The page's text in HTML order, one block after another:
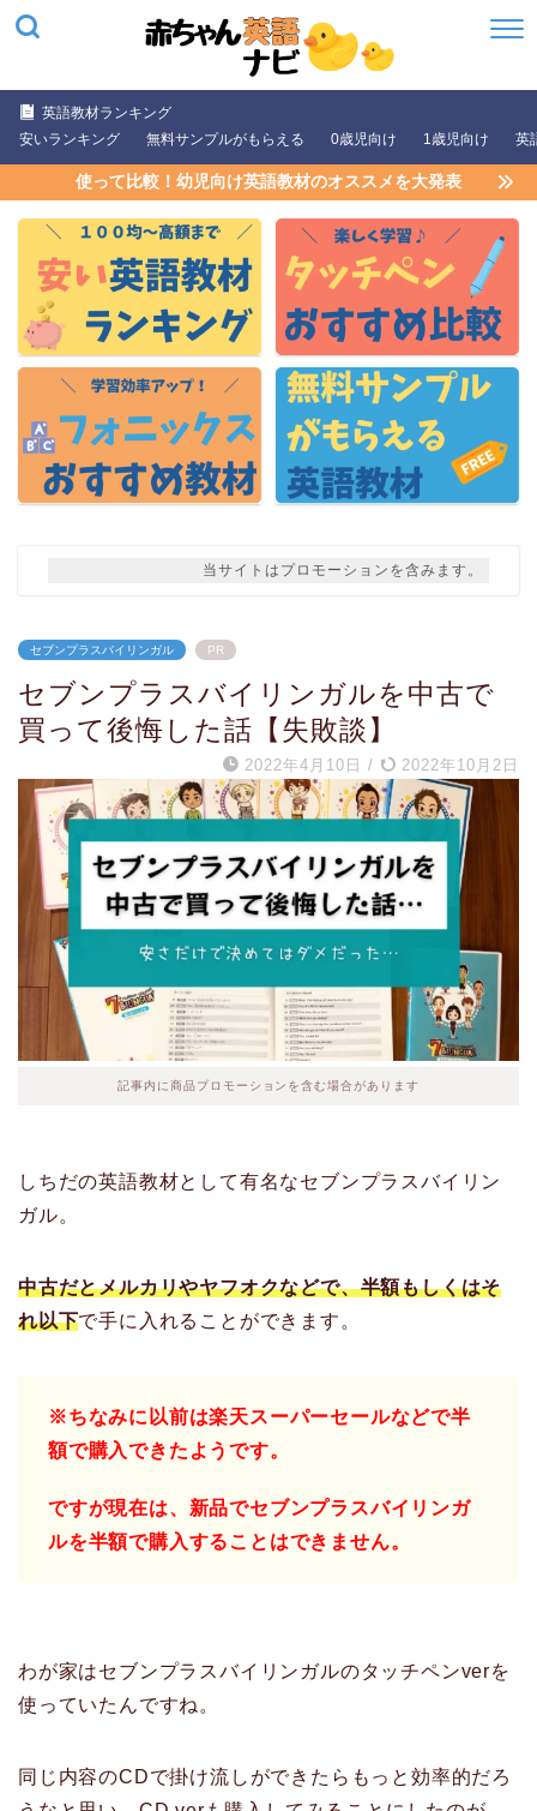
英語教材ランキング
安いランキング
無料サンプルがもらえる 0歳児向け 1歳児向け 英
使って比較！幼児向け英語教材のオススメを大発表
当サイトはプロモーションを含みます。
セブンプラスバイリンガル PR
セブンプラスバイリンガルを中古で
買って後悔した話【失敗談】
2022年4月10日 / 2022年10月2日
記事内に商品プロモーションを含む場合があります
しちだの英語教材として有名なセブンプラスバイリン
ガル。
中古だとメルカリやヤフオクなどで、半額もしくはそ
れ以下で手に入れることができます。
※ちなみに以前は楽天スーパーセールなどで半
額で購入できたようです。
ですが現在は、新品でセブンプラスバイリンガ
ルを半額で購入することはできません。
わが家はセブンプラスバイリンガルのタッチペンverを
使っていたんですね。
同じ内容のCDで掛け流しができたらもっと効率的だろ